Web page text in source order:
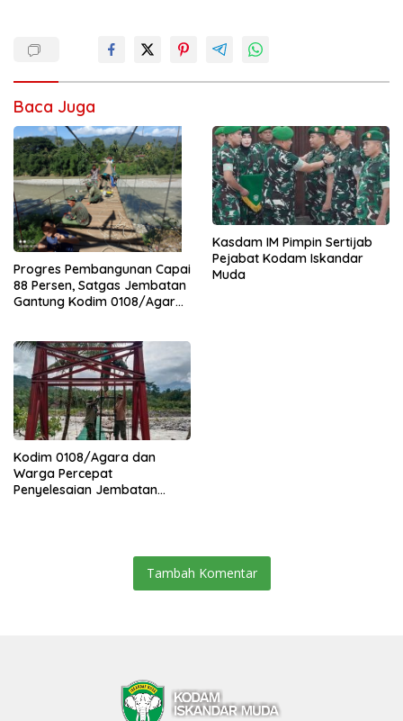
Baca Juga
Progres Pembangunan Capai
88 Persen, Satgas Jembatan
Gantung Kodim 0108/Agara
Kasdam IM Pimpin Sertijab
Pejabat Kodam Iskandar
Muda
Kodim 0108/Agara dan
Warga Percepat
Penyelesaian Jembatan
Tambah Komentar